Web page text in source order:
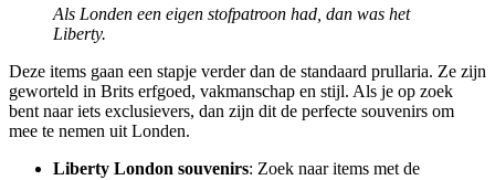
Als Londen een eigen stofpatroon had, dan was het
Liberty.
Deze items gaan een stapje verder dan de standaard prullaria. Ze zijn
geworteld in Brits erfgoed, vakmanschap en stijl. Als je op zoek
bent naar iets exclusievers, dan zijn dit de perfecte souvenirs om
mee te nemen uit Londen.
Liberty London souvenirs: Zoek naar items met de